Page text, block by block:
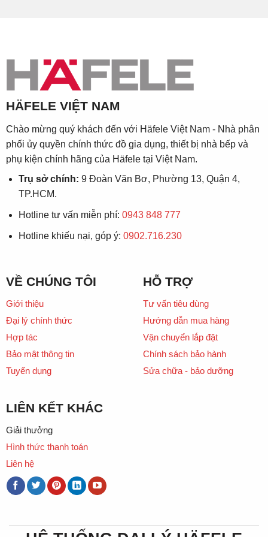
HÄFELE VIỆT NAM
Chào mừng quý khách đến với Häfele Việt Nam - Nhà phân
phối ủy quyền chính thức đồ gia dụng, thiết bị nhà bếp và
phụ kiện chính hãng của Häfele tại Việt Nam.
Trụ sở chính: 9 Đoàn Văn Bơ, Phường 13, Quận 4,
TP.HCM.
Hotline tư vấn miễn phí: 0943 848 777
Hotline khiếu nại, góp ý: 0902.716.230
VỀ CHÚNG TÔI
Giới thiệu
Đại lý chính thức
Hợp tác
Bảo mật thông tin
Tuyển dụng
HỖ TRỢ
Tư vấn tiêu dùng
Hướng dẫn mua hàng
Vận chuyển lắp đặt
Chính sách bảo hành
Sửa chữa - bảo dưỡng
LIÊN KẾT KHÁC
Giải thưởng
Hình thức thanh toán
Liên hệ